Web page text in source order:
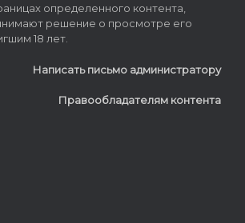
определенного контента,
решение о просмотре его
18 лет.
Написать письмо администратору
Правообладателям контента